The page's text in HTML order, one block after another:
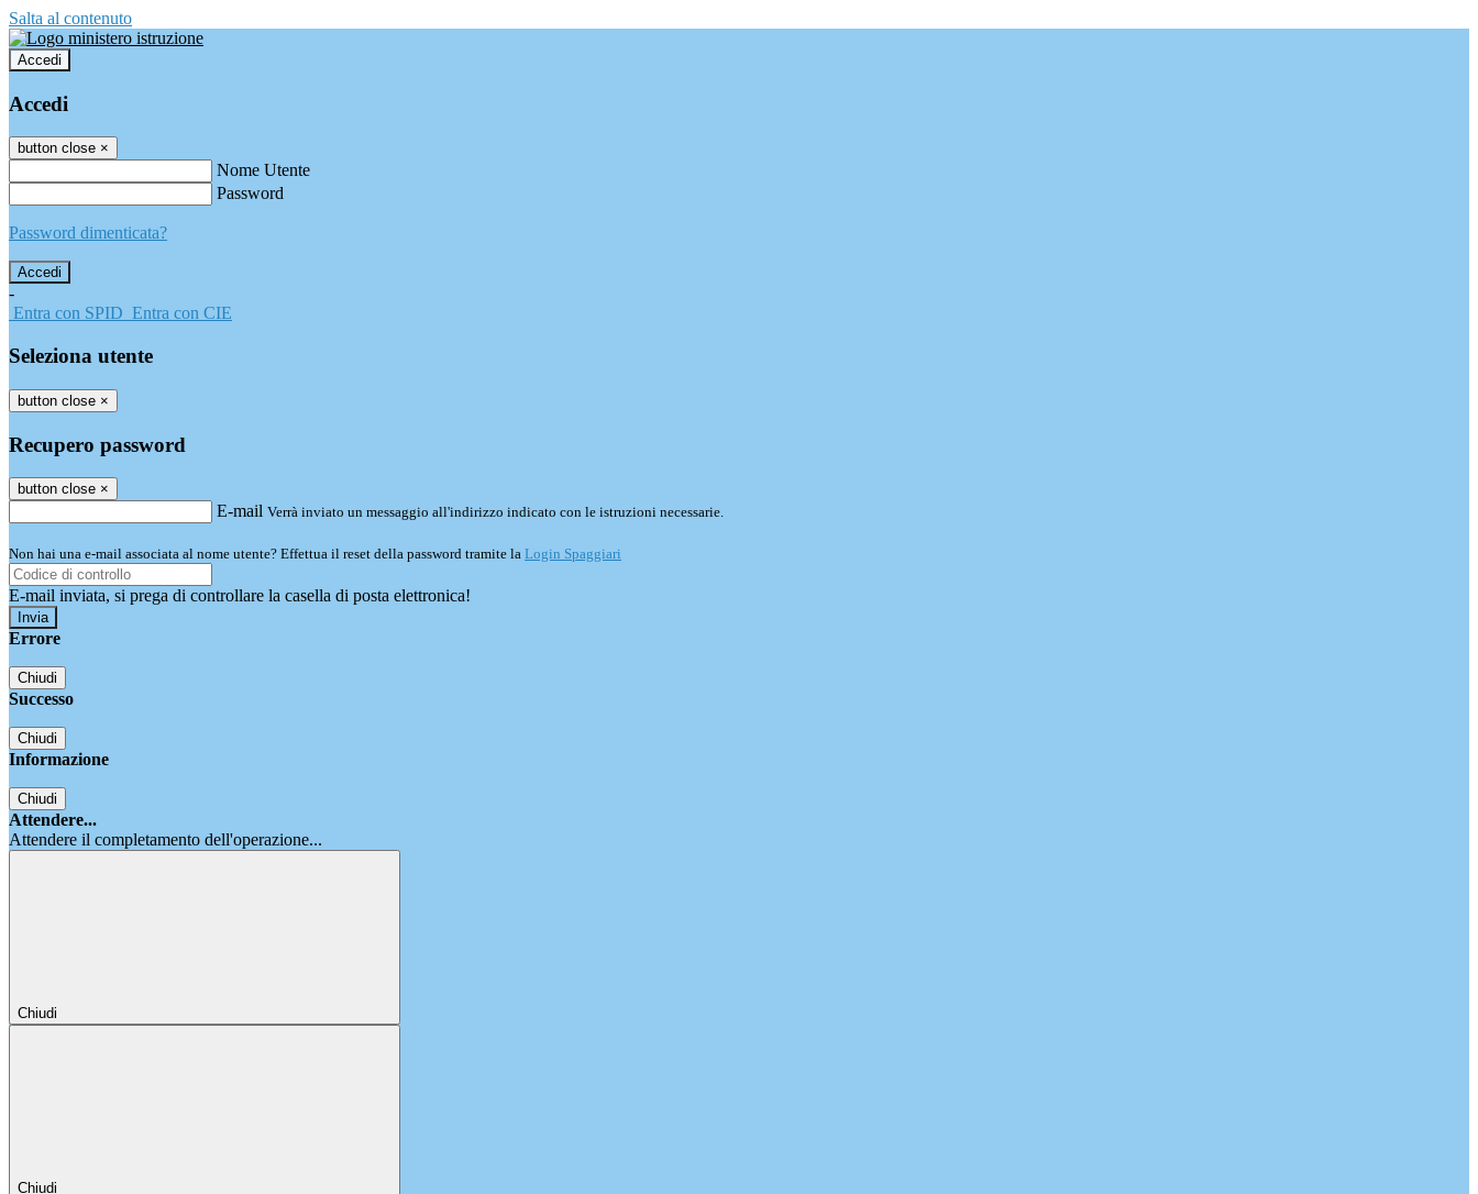
Salta al contenuto
Accedi
Accedi
button close ×
Nome Utente
Password
Password dimenticata?
-
Entra con SPID Entra con CIE
Seleziona utente
button close ×
Recupero password
button close ×
E-mail Verrà inviato un messaggio all'indirizzo indicato con le istruzioni necessarie.
Non hai una e-mail associata al nome utente? Effettua il reset della password tramite la Login Spaggiari
E-mail inviata, si prega di controllare la casella di posta elettronica!
Errore
Chiudi
Successo
Chiudi
Informazione
Chiudi
Attendere...
Attendere il completamento dell'operazione...
Chiudi
Chiudi